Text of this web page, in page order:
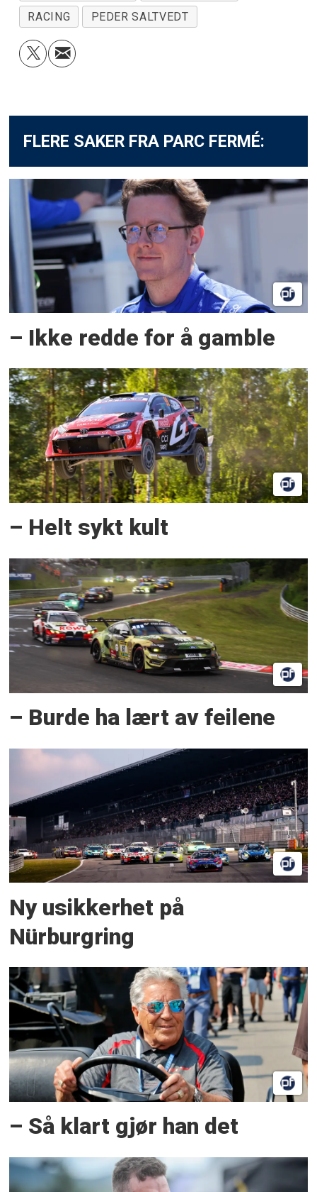
RACING PEDER SALTVEDT
FLERE SAKER FRA PARC FERMÉ:
– Ikke redde for å gamble
– Helt sykt kult
– Burde ha lært av feilene
Ny usikkerhet på
Nürburgring
– Så klart gjør han det